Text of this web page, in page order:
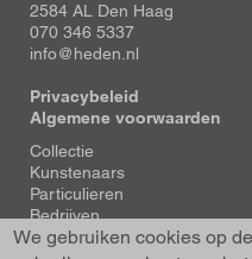
2584 AL Den Haag
070 346 5337
info@heden.nl
Privacybeleid
Algemene voorwaarden
Voet
Collectie
Kunstenaars
Particulieren
Bedrijven
Tentoonstellingen
We gebruiken cookies op